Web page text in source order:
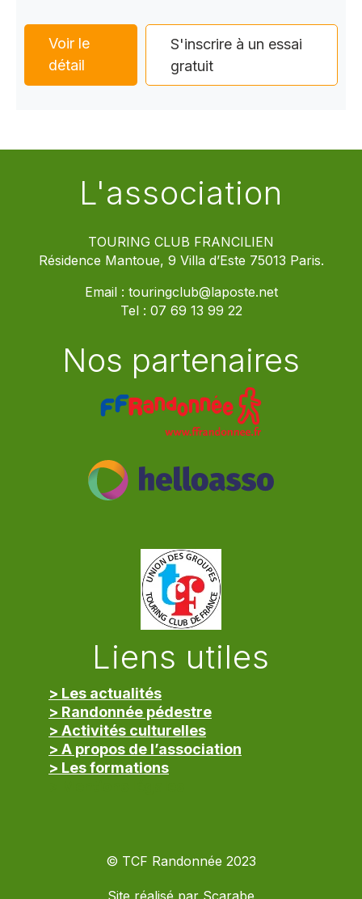
Voir le
détail
S'inscrire à un essai
gratuit
L'association
TOURING CLUB FRANCILIEN
Résidence Mantoue, 9 Villa d’Este 75013 Paris.
Email : touringclub@laposte.net
Tel : 07 69 13 99 22
Nos partenaires
Liens utiles
> Les actualités
> Randonnée pédestre
> Activités culturelles
> A propos de l’association
> Les formations
© TCF Randonnée 2023